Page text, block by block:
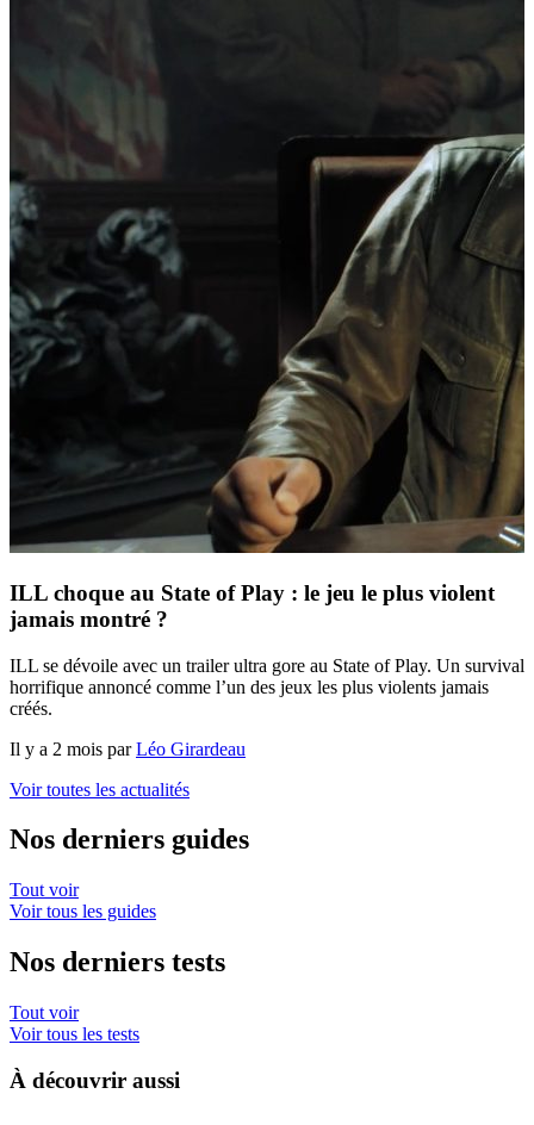
ILL choque au State of Play : le jeu le plus violent
jamais montré ?
ILL se dévoile avec un trailer ultra gore au State of Play. Un survival
horrifique annoncé comme l’un des jeux les plus violents jamais
créés.
Il y a 2 mois parLéo Girardeau
Voir toutes les actualités
Nos derniers guides
Tout voir
Voir tous les guides
Nos derniers tests
Tout voir
Voir tous les tests
À découvrir aussi